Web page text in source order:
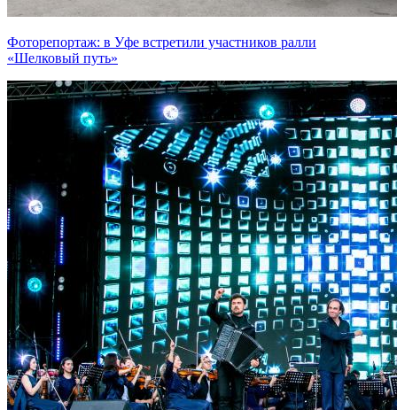
Фоторепортаж: в Уфе встретили участников ралли
«Шелковый путь»